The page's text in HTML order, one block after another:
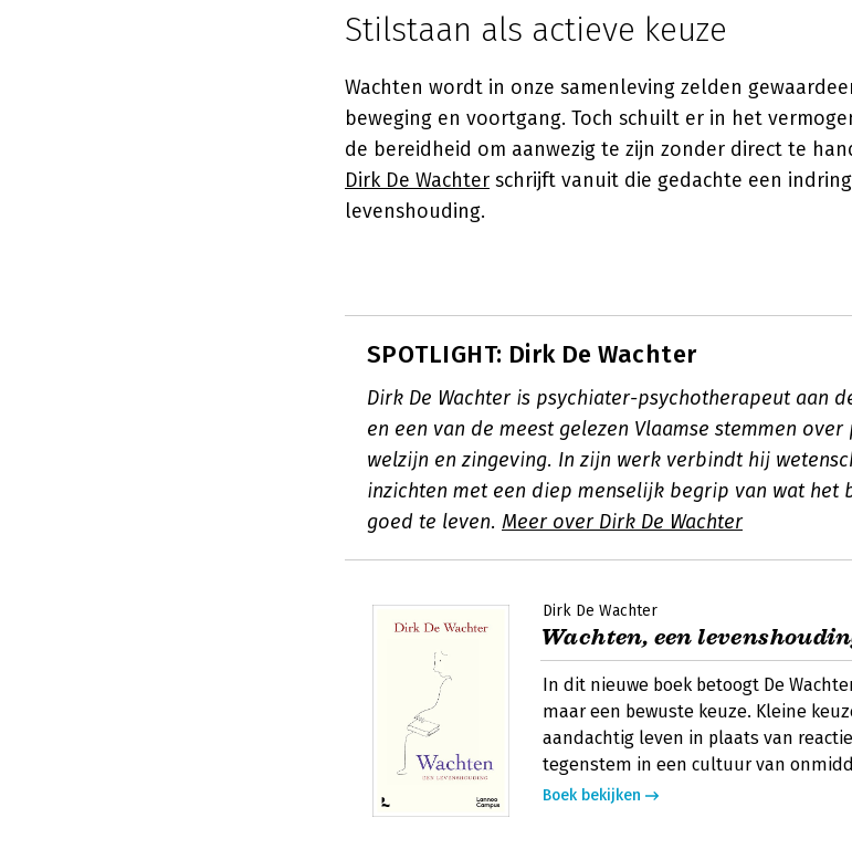
Stilstaan als actieve keuze
Wachten wordt in onze samenleving zelden
beweging en voortgang. Toch schuilt er in het
de bereidheid om aanwezig te zijn zonder direct te
Dirk De Wachter schrijft vanuit die gedachte een
levenshouding.
SPOTLIGHT: Dirk De Wachter
Dirk De Wachter is psychiater-psychotherapeut aan
en een van de meest gelezen Vlaamse stemmen over
welzijn en zingeving. In zijn werk verbindt hij
inzichten met een diep menselijk begrip van wat het
goed te leven. Meer over Dirk De Wachter
Dirk De Wachter
Wachten, een
In dit nieuwe boek betoogt De
maar een bewuste keuze. Kleine
aandachtig leven in plaats van
tegenstem in een cultuur van
Boek bekijken